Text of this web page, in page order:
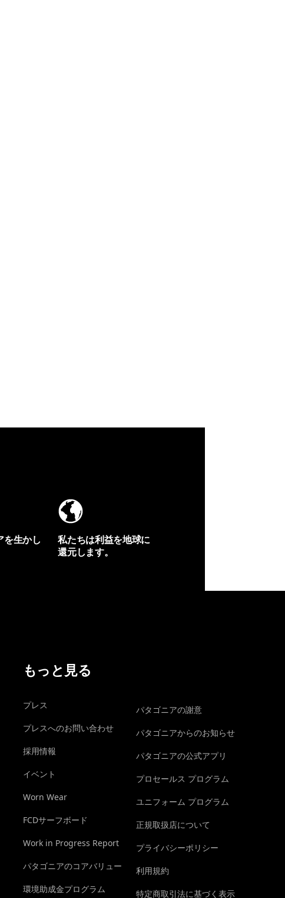
を生かし
私たちは利益を地球に
還元します。
もっと見る
プレス
プレスへのお問い合わせ
採用情報
イベント
Worn Wear
FCDサーフボード
Work in Progress Report
パタゴニアのコアバリュー
環境助成金プログラム
パタゴニアの謝意
パタゴニアからのお知らせ
パタゴニアの公式アプリ
プロセールス プログラム
ユニフォーム プログラム
正規取扱店について
プライバシーポリシー
利用規約
特定商取引法に基づく表示